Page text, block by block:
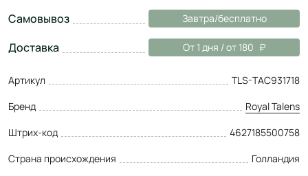
Самовывоз Завтра/бесплатно
Доставка От 1 дня / от 180
Артикул
TLS-TAC931718
Бренд
Royal Talens
Штрих-код
4627185500758
Страна происхождения
Голландия